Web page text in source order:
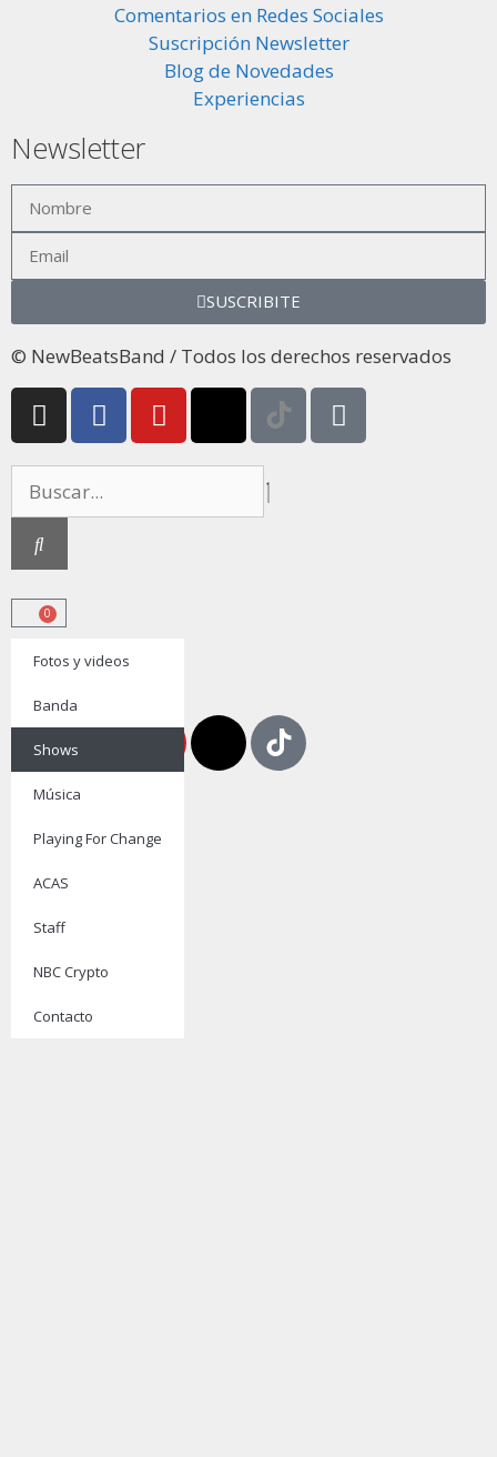
Comentarios en Redes Sociales
Suscripción Newsletter
Blog de Novedades
Experiencias
Newsletter
SUSCRIBITE
© NewBeatsBand / Todos los derechos reservados
0
Fotos y videos
Banda
Shows
Música
Playing For Change
ACAS
Staff
NBC Crypto
Contacto
ENTRADAS